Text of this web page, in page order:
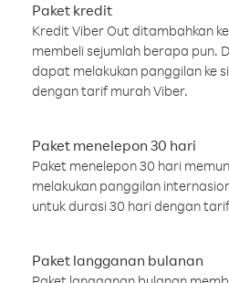
Paket kredit
Kredit Viber Out ditambahkan
membeli sejumlah berapa pun.
dapat melakukan panggilan ke
dengan tarif murah Viber.
Paket menelepon 30 hari
Paket menelepon 30 hari
melakukan panggilan
untuk durasi 30 hari dengan
Paket langganan bulanan